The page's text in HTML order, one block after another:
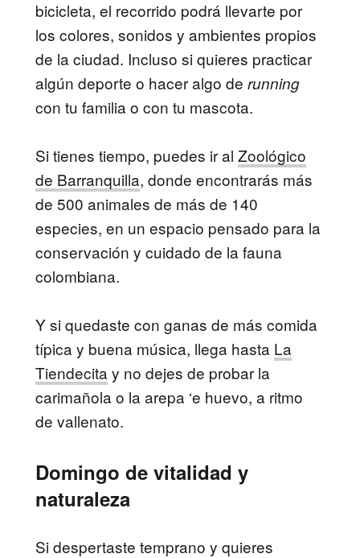
bicicleta, el recorrido podrá llevarte por
los colores, sonidos y ambientes propios
de la ciudad. Incluso si quieres practicar
algún deporte o hacer algo derunning
con tu familia o con tu mascota.
Si tienes tiempo, puedes ir alZoológico
de Barranquilla, donde encontrarás más
de 500 animales de más de 140
especies, en un espacio pensado para la
conservación y cuidado de la fauna
colombiana.
Y si quedaste con ganas de más comida
típica y buena música, llega hasta La
Tiendecita y no dejes de probar la
carimañola o la arepa ‘e huevo, a ritmo
de vallenato.
Domingo de vitalidad y
naturaleza
Si despertaste temprano y quieres